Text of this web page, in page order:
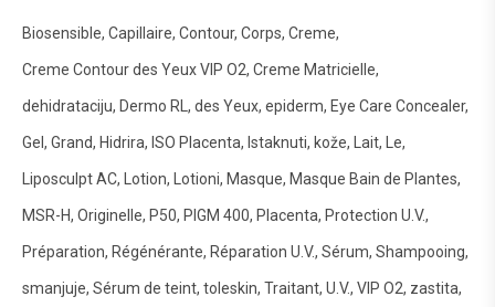
Biosensible Capillaire Contour Corps Creme
Creme Contour des Yeux VIP O2 Creme Matricielle
dehidrataciju Dermo RL des Yeux epiderm Eye Care Concealer
Gel Grand Hidrira ISO Placenta Istaknuti kože Lait Le
Liposculpt AC Lotion Lotioni Masque Masque Bain de Plantes
MSR-H Originelle P50 PIGM 400 Placenta Protection U.V.
Préparation Régénérante Réparation U.V. Sérum Shampooing
smanjuje Sérum de teint toleskin Traitant U.V. VIP O2 zastita